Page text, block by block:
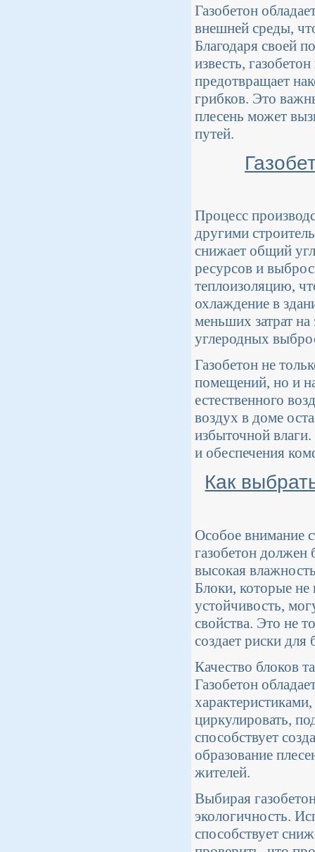
Газобетон
внешней среды,
Благодаря своей
известь,
предотвращает
грибков. Это
плесень может
путей.
Процесс
другими
снижает общий
ресурсов и
теплоизоляцию,
охлаждение в
меньших затрат
углеродных
Газобетон не
помещений, но и
естественного
воздух в доме
избыточной
и обеспечения
Как
Особое внимание
газобетон
высокая
Блоки, которые не
устойчивость,
свойства. Это не
создает риски для
Качество блоков
Газобетон
циркулировать,
способствует
образование
жителей.
Выбирая
экологичность.
способствует